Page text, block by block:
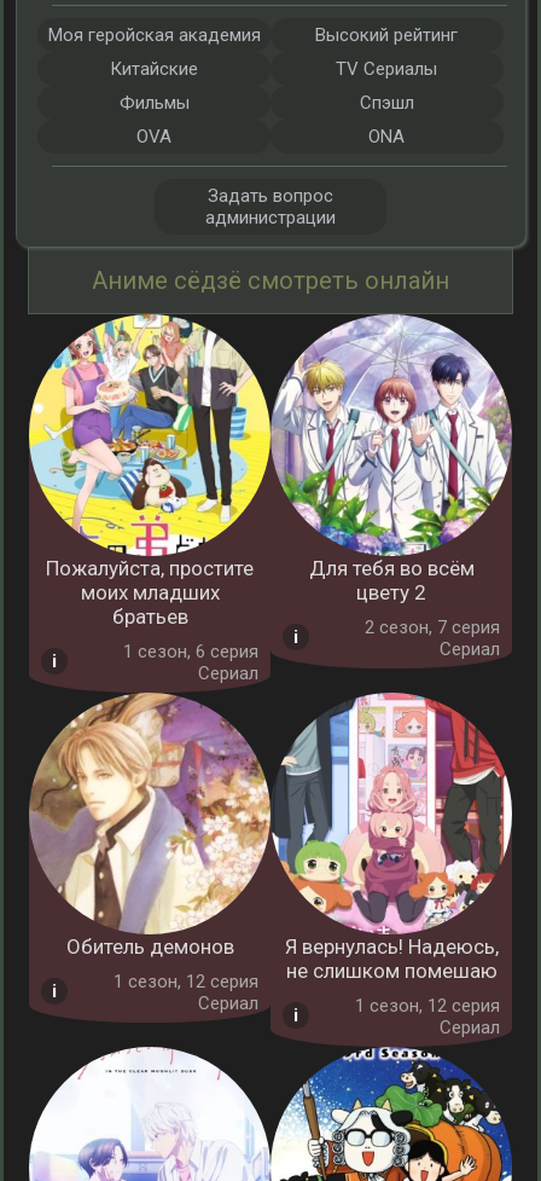
Аниме сёдзё смотреть онлайн
Пожалуйста, простите
моих младших
братьев
1 cезон, 6 серия
Сериал
Для тебя во всём
цвету 2
2 cезон, 7 серия
Сериал
Обитель демонов
1 cезон, 12 серия
Сериал
Я вернулась! Надеюсь,
не слишком помешаю
1 cезон, 12 серия
Сериал
Моя геройская академия
Высокий рейтинг
Китайские
TV Сериалы
Фильмы
Спэшл
OVA
ONA
Задать вопрос
администрации